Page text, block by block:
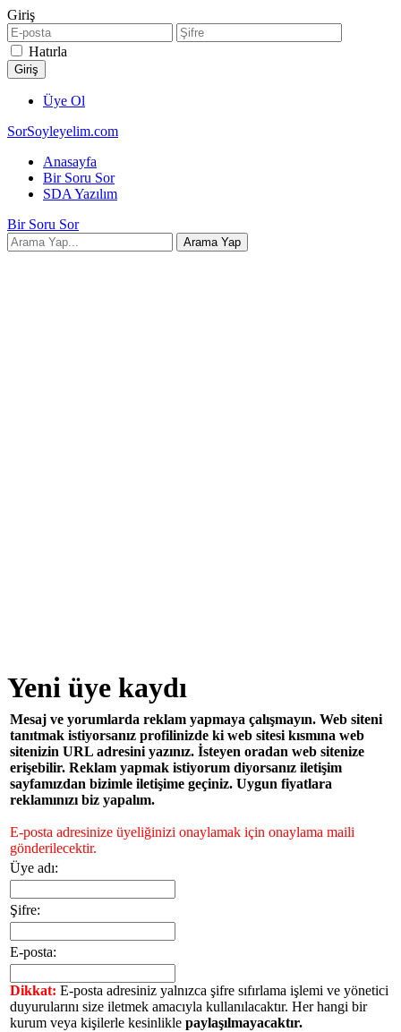
Giriş
Hatırla
Üye Ol
SorSoyleyelim.com
Anasayfa
Bir Soru Sor
SDA Yazılım
Bir Soru Sor
Yeni üye kaydı
Mesaj ve yorumlarda reklam yapmaya çalışmayın. Web siteni
tanıtmak istiyorsanız profilinizde ki web sitesi kısmına web
sitenizin URL adresini yazınız. İsteyen oradan web sitenize
erişebilir. Reklam yapmak istiyorum diyorsanız iletişim
sayfamızdan bizimle iletişime geçiniz. Uygun fiyatlara
reklamınızı biz yapalım.
E-posta adresinize üyeliğinizi onaylamak için onaylama maili
gönderilecektir.
Üye adı:
Şifre:
E-posta:
Dikkat: E-posta adresiniz yalnızca şifre sıfırlama işlemi ve yönetici
duyurularını size iletmek amacıyla kullanılacaktır. Her hangi bir
kurum veya kişilerle kesinlikle paylaşılmayacaktır.